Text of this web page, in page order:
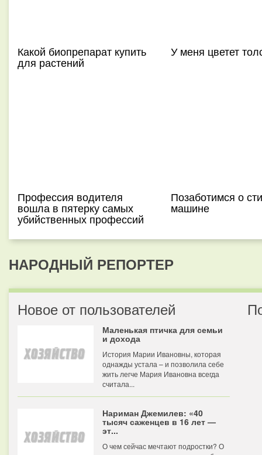
Какой биопрепарат купить
для растений
У меня цветет
Профессия водителя
вошла в пятерку самых
убийственных профессий
Позаботимся о
машине
НАРОДНЫЙ РЕПОРТЕР
Новое от пользователей
Маленькая птичка для семьи
и дохода
История Марии Ивановны, которая
однажды устала – и позволила себе
жить легче Мария Ивановна всегда
считала...
Нариман Джемилев: «40
тысяч саженцев в 16 лет —
эт...
О чем сейчас мечтают подростки? О